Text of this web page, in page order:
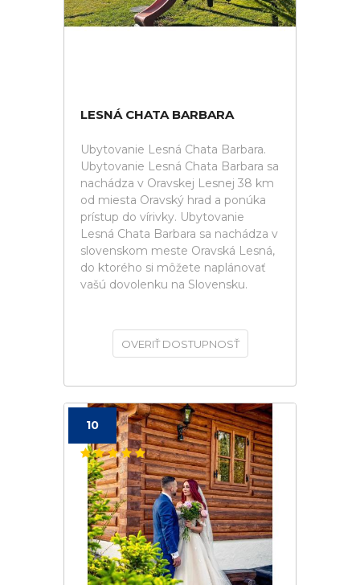
LESNÁ CHATA BARBARA
Ubytovanie Lesná Chata Barbara.
Ubytovanie Lesná Chata Barbara sa
nachádza v Oravskej Lesnej 38 km
od miesta Oravský hrad a ponúka
prístup do vírivky. Ubytovanie
Lesná Chata Barbara sa nachádza v
slovenskom meste Oravská Lesná,
do ktorého si môžete naplánovať
vašú dovolenku na Slovensku.
OVERIŤ DOSTUPNOSŤ
10